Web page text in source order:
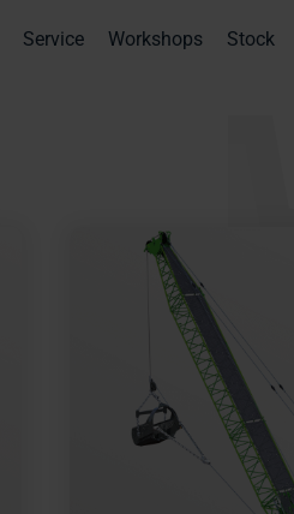
Service Workshops Stock